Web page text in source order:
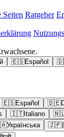
Seiten Ratgeber
🇪🇸Español
🇪🇸Español 🇩🇪
🇮🇹Italiano
Українська 🇯🇵